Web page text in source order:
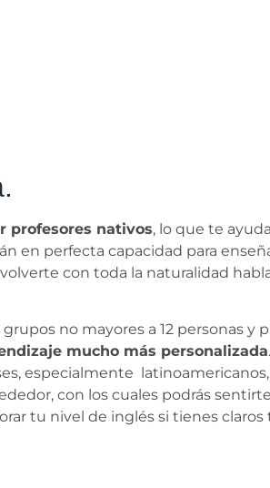
profesores nativos, lo que te
en perfecta capacidad para
con toda la naturalidad
no mayores a 12 personas y
mucho más personalizada
especialmente
con los cuales podrás
tu nivel de inglés si tienes claros